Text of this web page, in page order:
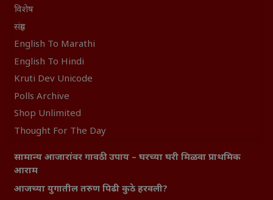
विशेष
संग्रह
English To Marathi
English To Hindi
Kruti Dev Unicode
Polls Archive
Shop Unlimited
Thought For The Day
सामान्य आजारांवर गावठी उपाय – घरच्या घरी मिळवा प्राथमिक
आराम
आजच्या युगातील तरुण पिढी कुठे हरवली?